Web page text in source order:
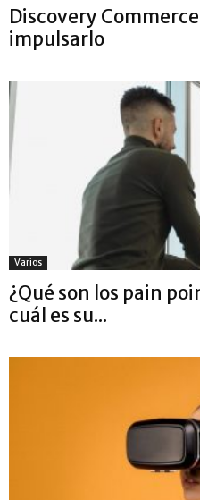
Discovery
impulsarlo
Varios
¿Qué son los pain
cuál es su...